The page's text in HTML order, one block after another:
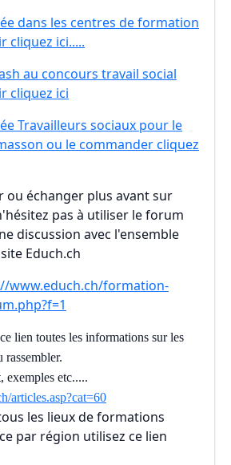
dans les centres de formation
cliquez ici.....
au concours travail social
cliquez ici
Travailleurs sociaux pour le
ou le commander cliquez
ou échanger plus avant sur
pas à utiliser le forum
discussion avec l'ensemble
Educh.ch
www.educh.ch/formation-
lien toutes les informations sur les
rassembler.
exemples etc.....
articles.asp?cat=60
les lieux de formations
par région utilisez ce lien